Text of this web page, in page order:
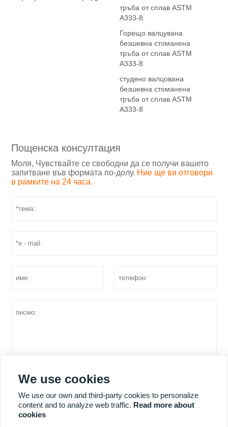
тръба от сплав ASTM
A333-8
Горещо валцувана
безшевна стоманена
тръба от сплав ASTM
A333-8
студено валцована
безшевна стоманена
тръба от сплав ASTM
A333-8
Пощенска консултация
Моля, Чувствайте се свободни да се получи вашето
запитване във формата по-долу. Ние ще ви отговори
в рамките на 24 часа.
We use cookies
We use our own and third-party cookies to personalize
content and to analyze web traffic. Read more about
cookies